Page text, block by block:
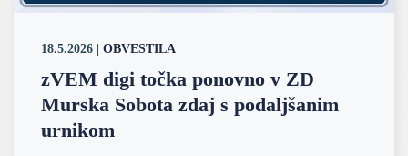
18.5.2026 | OBVESTILA
zVEM digi točka ponovno v ZD
Murska Sobota zdaj s podaljšanim
urnikom